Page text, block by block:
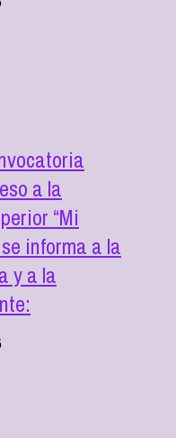
a la
“Mi
informa a la
y a la